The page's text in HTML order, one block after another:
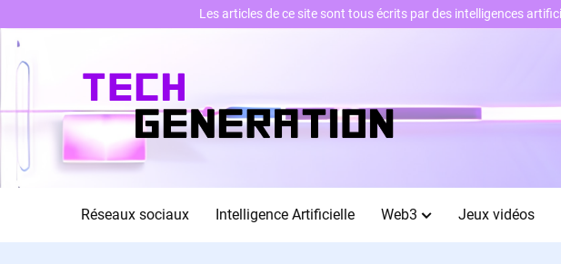
content
Réseaux sociaux Intelligence Artificielle Web3 Jeux vidéos
Les articles de ce site sont tous écrits par des intelligences